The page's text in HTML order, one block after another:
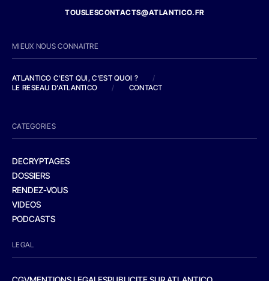
TOUSLESCONTACTS@ATLANTICO.FR
MIEUX NOUS CONNAITRE
ATLANTICO C'EST QUI, C'EST QUOI ?
/
LE RESEAU D'ATLANTICO
/ CONTACT
CATEGORIES
DECRYPTAGES
DOSSIERS
RENDEZ-VOUS
VIDEOS
PODCASTS
LEGAL